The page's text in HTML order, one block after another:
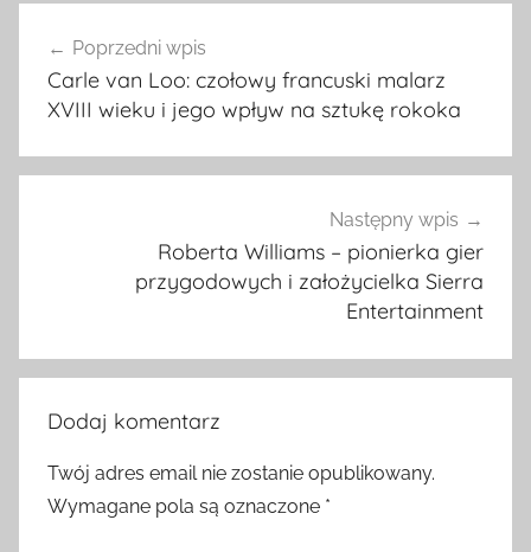
wpisu
Poprzedni wpis
Carle van Loo: czołowy francuski malarz
XVIII wieku i jego wpływ na sztukę rokoka
Następny wpis
Roberta Williams – pionierka gier
przygodowych i założycielka Sierra
Entertainment
Dodaj komentarz
Twój adres email nie zostanie opublikowany.
Wymagane pola są oznaczone *